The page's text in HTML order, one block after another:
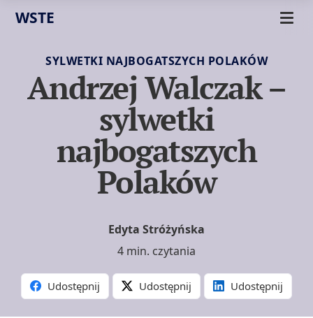
WSTE
SYLWETKI NAJBOGATSZYCH POLAKÓW
Andrzej Walczak –
sylwetki
najbogatszych
Polaków
Edyta Stróżyńska
4 min. czytania
Udostępnij Udostępnij Udostępnij